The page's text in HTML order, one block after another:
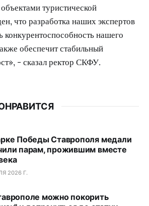
туристической
что разработка наших экспертов
нашего
обеспечит стабильный
- сказал ректор СКФУ.
Победы Ставрополя медали
парам, прожившим вместе
2026 Г.
можно покорить